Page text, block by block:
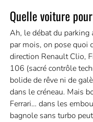
Quelle voiture
Ah, le débat du parking
par mois, on pose quoi
direction Renault Clio,
106 (sacré contrôle
bolide de rêve ni de
dans le créneau. Mais
Ferrari… dans les
bagnole sans turbo